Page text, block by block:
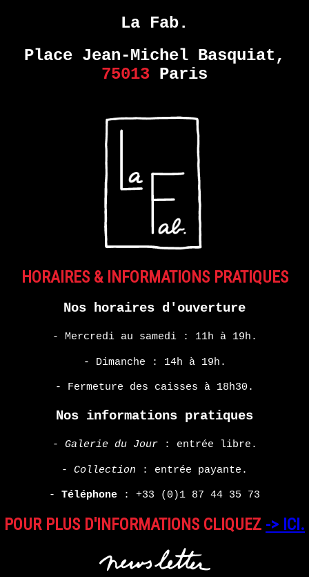
La Fab.
Place Jean-Michel Basquiat,
75013 Paris
HORAIRES & INFORMATIONS PRATIQUES
Nos horaires d'ouverture
- Mercredi au samedi : 11h à 19h.
- Dimanche : 14h à 19h.
- Fermeture des caisses à 18h30.
Nos informations pratiques
- Galerie du Jour: entrée libre.
- Collection : entrée payante.
- Téléphone : +33 (0)1 87 44 35 73
POUR PLUS D'INFORMATIONS CLIQUEZ -> ICI.